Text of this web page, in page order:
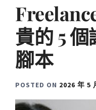
貴的 5
腳本
POSTED ON 2026 年 5